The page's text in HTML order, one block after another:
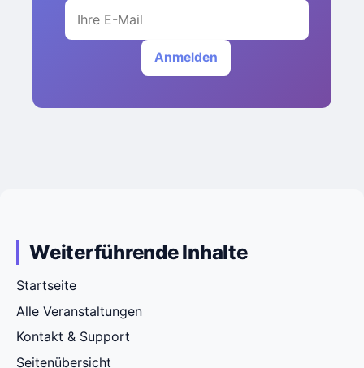
Anmelden
Weiterführende Inhalte
Startseite
Alle Veranstaltungen
Kontakt & Support
Seitenübersicht